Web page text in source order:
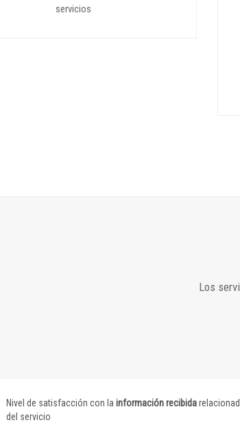
servicios
Los
Nivel de satisfacción con la información recibida
del servicio